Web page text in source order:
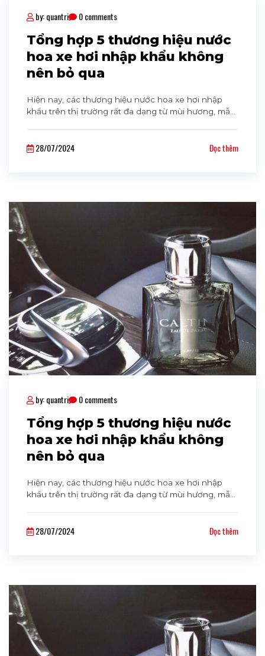
by: quantri 0 comments
Tổng hợp 5 thương hiệu nước
hoa xe hơi nhập khẩu không
nên bỏ qua
Hiện nay, các thương hiệu nước hoa xe hơi nhập
khẩu trên thị trường rất đa dạng từ mùi hương, mẫu
khỏi tâm lý hoang mang. Cùng theo Cavaha
28/07/2024 Đọc thêm
by: quantri 0 comments
Tổng hợp 5 thương hiệu nước
hoa xe hơi nhập khẩu không
nên bỏ qua
Hiện nay, các thương hiệu nước hoa xe hơi nhập
khẩu trên thị trường rất đa dạng từ mùi hương, mẫu
khỏi tâm lý hoang mang. Cùng theo Cavaha
28/07/2024 Đọc thêm